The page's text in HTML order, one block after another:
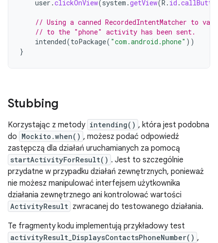
user .clickOnView(system .getView(R . id .
// Using a canned RecordedIntentMatcher to
// to the "phone" activity has been sent.
intended(toPackage( "com.android.phone" ))
}
Stubbing
Korzystając z metody intending() , która jest podobna
do Mockito.when() , możesz podać odpowiedź
zastępczą dla działań uruchamianych za pomocą
startActivityForResult() . Jest to szczególnie
przydatne w przypadku działań zewnętrznych, ponieważ
nie możesz manipulować interfejsem użytkownika
działania zewnętrznego ani kontrolować wartości
ActivityResult zwracanej do testowanego działania.
Te fragmenty kodu implementują przykładowy test
activityResult_DisplaysContactsPhoneNumber() ,